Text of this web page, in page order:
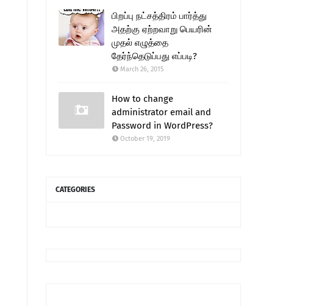
பிறப்பு நட்சத்திரம் பார்த்து
அதற்கு ஏற்றவாறு பெயரின்
முதல் எழுத்தை
தேர்ந்தெடுப்பது எப்படி?
March 26, 2015
How to change
administrator email and
Password in WordPress?
October 19, 2019
CATEGORIES